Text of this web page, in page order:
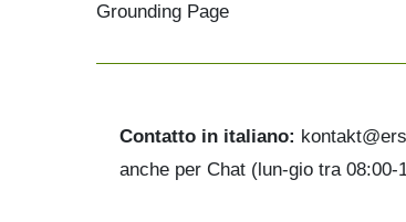
Grounding Page
Contatto in italiano:
anche per Chat (lun-gio tra 08:00-